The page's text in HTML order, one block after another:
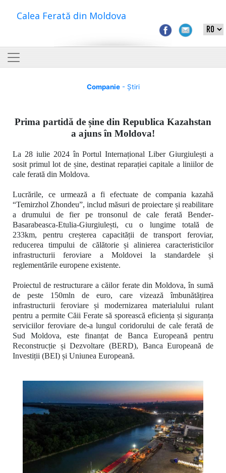
Calea Ferată din Moldova
Companie- Știri
Prima partidă de șine din Republica Kazahstan
a ajuns în Moldova!
La 28 iulie 2024 în Portul Internațional Liber Giurgiulești a
sosit primul lot de șine, destinat reparației capitale a liniilor de
cale ferată din Moldova.
Lucrările, ce urmează a fi efectuate de compania kazahă
“Temirzhol Zhondeu”, includ măsuri de proiectare și reabilitare
a drumului de fier pe tronsonul de cale ferată Bender-
Basarabeasca-Etulia-Giurgiulești, cu o lungime totală de
233km, pentru creșterea capacității de transport feroviar,
reducerea timpului de călătorie și alinierea caracteristicilor
infrastructurii feroviare a Moldovei la standardele și
reglementările europene existente.
Proiectul de restructurare a căilor ferate din Moldova, în sumă
de peste 150mln de euro, care vizează îmbunătățirea
infrastructurii feroviare și modernizarea materialului rulant
pentru a permite Căii Ferate să sporească eficiența și siguranța
serviciilor feroviare de-a lungul coridorului de cale ferată de
Sud Moldova, este finanțat de Banca Europeană pentru
Reconstrucție și Dezvoltare (BERD), Banca Europeană de
Investiții (BEI) și Uniunea Europeană.